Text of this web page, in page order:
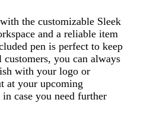
the customizable Sleek
and a reliable item
pen is perfect to keep
you can always
with your logo or
at your upcoming
case you need further